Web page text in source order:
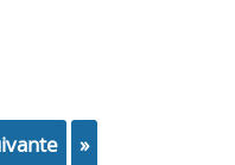
»